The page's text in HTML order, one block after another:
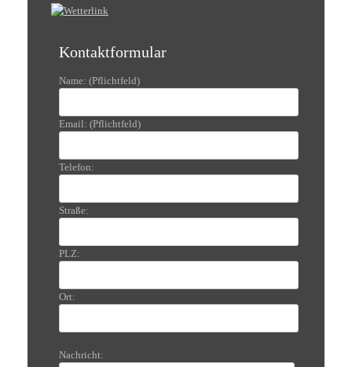
Kontaktformular
Name: (Pflichtfeld)
Email: (Pflichtfeld)
Telefon:
Straße:
PLZ:
Ort:
Nachricht: